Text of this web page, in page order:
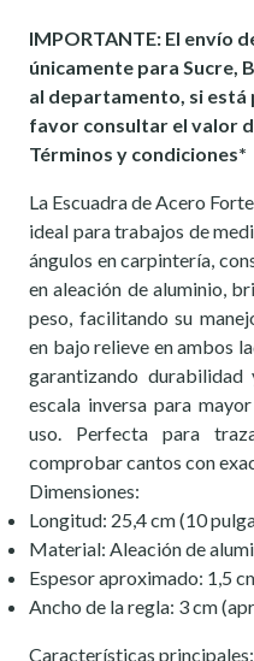
IMPORTANTE: El envío
únicamente para Sucre,
al departamento, si
favor consultar el valor
Términos y condiciones*
La Escuadra de Acero
ideal para trabajos de
ángulos en carpintería,
en aleación de aluminio,
peso, facilitando su
en bajo relieve en ambos
garantizando
escala inversa para
uso. Perfecta para
comprobar cantos con
Dimensiones:
Longitud: 25,4 cm (10
Material: Aleación de
Espesor aproximado: 1,5
Ancho de la regla: 3 cm
Características principales: